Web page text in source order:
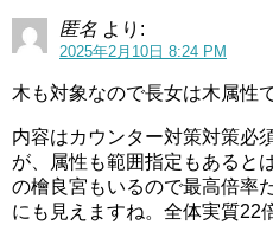
匿名 より:
2025年2月10日 8:24 PM
木も対象なので長女は木属性
内容はカウンター対策対策必
が、属性も範囲指定もあると
の檜良宮もいるので最高倍率
にも見えますね。全体実質22